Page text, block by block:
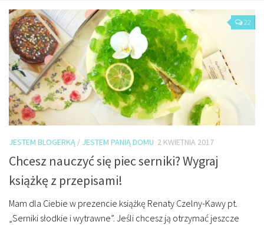
Czytam
Piszę
Rozmawiam
Jestem
Jestem kobietą
Jestem panią domu
Książki dla dzieci
Poza tym
22
JESTEM BLOGERKĄ / JESTEM PANIĄ DOMU 2 KWIETNIA 2017
Chcesz nauczyć się piec serniki? Wygraj
książkę z przepisami!
Mam dla Ciebie w prezencie książkę Renaty Czelny-Kawy pt.
„Serniki słodkie i wytrawne”. Jeśli chcesz ją otrzymać jeszcze